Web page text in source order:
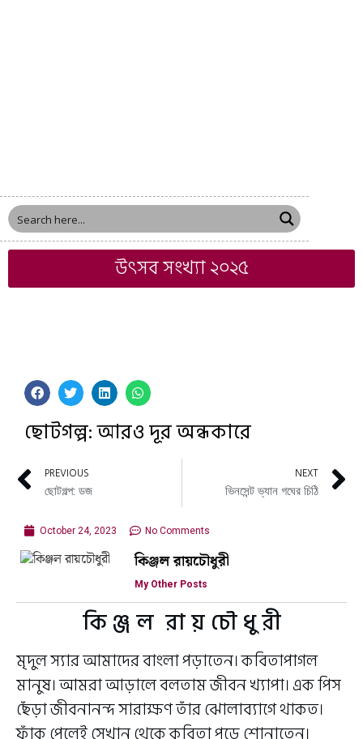
উৎসব সংখ্যা ২০২৫
ছোটগল্প: আরও দূর অন্ধকারে
PREVIOUS
ছোটগল্প: ডজ
NEXT
ভিনসেন্ট ভ্যান গঘের চিঠি
October 24, 2023 No Comments
কিঞ্জল রায়চৌধুরী
My Other Posts
কি ঞ্জ ল রা য় চৌ ধু রী
মৃদুল স্যার আমাদের বাংলা পড়াতেন। কবিতাপাগল
মানুষ। আমরা আড়ালে বলতাম জীবন খ্যাপা। এক পিস
ছেঁড়া জীবনানন্দ সারাক্ষণ তাঁর ঝোলাব্যাগে থাকত।
ফাঁক পেলেই সেখান থেকে কবিতা পড়ে শোনাতেন।